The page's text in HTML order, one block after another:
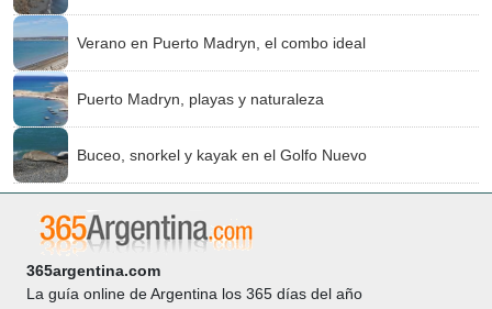
Verano en Puerto Madryn, el combo ideal
Puerto Madryn, playas y naturaleza
Buceo, snorkel y kayak en el Golfo Nuevo
365argentina.com
La guía online de Argentina los 365 días del año